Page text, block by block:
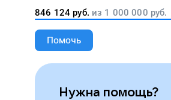
лекарства, корм и предметы
необходимости
846 124 руб. из 1 000 000 руб.
Помочь
Нужна помощь?